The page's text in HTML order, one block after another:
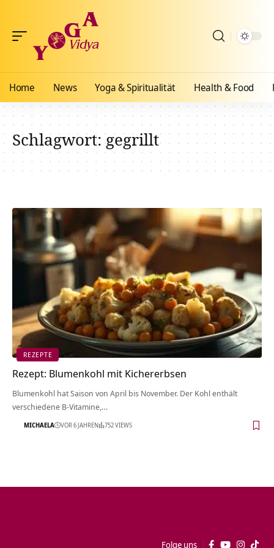
Home News Yoga & Spiritualität Health & Food
Schlagwort:gegrillt
REZEPTE
Rezept: Blumenkohl mit Kichererbsen
Blumenkohl hat Saison von April bis November. Der Kohl enthält
verschiedene B-Vitamine,…
MICHAELA VOR 6 JAHREN 752 VIEWS
Folge uns